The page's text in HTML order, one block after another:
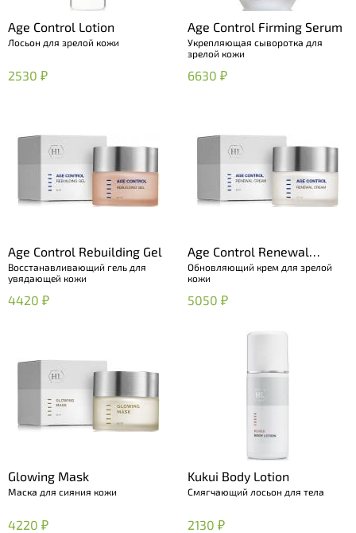
Age Control Lotion
Лосьон для зрелой кожи
2530 ₽
Age Control Firming Serum
Укрепляющая сыворотка для
зрелой кожи
6630 ₽
Age Control Rebuilding Gel
Восстанавливающий гель для
увядающей кожи
4420 ₽
Age Control Renewal
Cream
Обновляющий крем для зрелой
кожи
5050 ₽
Glowing Mask
Маска для сияния кожи
4220 ₽
Kukui Body Lotion
Смягчающий лосьон для тела
2130 ₽